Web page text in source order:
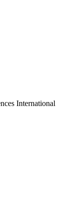
International